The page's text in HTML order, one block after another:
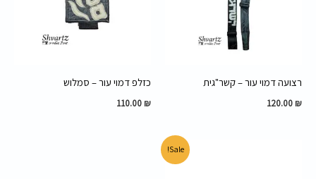
רצועה דמוי עור – קשר"גית
120.00 ₪
כזלפ דמוי עור – סמלוש
110.00 ₪
Sale!